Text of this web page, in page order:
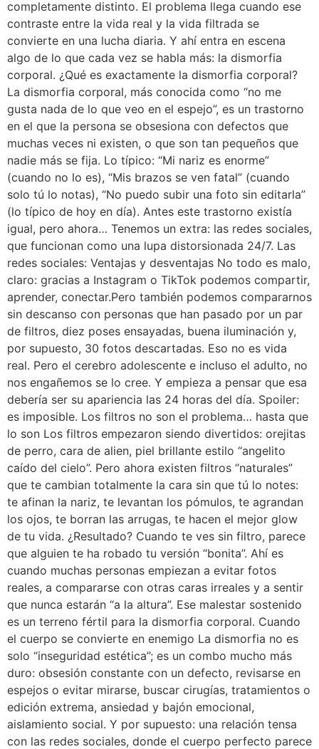
completamente distinto. El problema llega cuando ese
contraste entre la vida real y la vida filtrada se
convierte en una lucha diaria. Y ahí entra en escena
algo de lo que cada vez se habla más: la dismorfia
corporal. ¿Qué es exactamente la dismorfia corporal?
La dismorfia corporal, más conocida como “no me
gusta nada de lo que veo en el espejo”, es un trastorno
en el que la persona se obsesiona con defectos que
muchas veces ni existen, o que son tan pequeños que
nadie más se fija. Lo típico: “Mi nariz es enorme”
(cuando no lo es), “Mis brazos se ven fatal” (cuando
solo tú lo notas), “No puedo subir una foto sin editarla”
(lo típico de hoy en día). Antes este trastorno existía
igual, pero ahora… Tenemos un extra: las redes sociales,
que funcionan como una lupa distorsionada 24/7. Las
redes sociales: Ventajas y desventajas No todo es malo,
claro: gracias a Instagram o TikTok podemos compartir,
aprender, conectar.Pero también podemos compararnos
sin descanso con personas que han pasado por un par
de filtros, diez poses ensayadas, buena iluminación y,
por supuesto, 30 fotos descartadas. Eso no es vida
real. Pero el cerebro adolescente e incluso el adulto, no
nos engañemos se lo cree. Y empieza a pensar que esa
debería ser su apariencia las 24 horas del día. Spoiler:
es imposible. Los filtros no son el problema… hasta que
lo son Los filtros empezaron siendo divertidos: orejitas
de perro, cara de alien, piel brillante estilo “angelito
caído del cielo”. Pero ahora existen filtros “naturales”
que te cambian totalmente la cara sin que tú lo notes:
te afinan la nariz, te levantan los pómulos, te agrandan
los ojos, te borran las arrugas, te hacen el mejor glow
de tu vida. ¿Resultado? Cuando te ves sin filtro, parece
que alguien te ha robado tu versión “bonita”. Ahí es
cuando muchas personas empiezan a evitar fotos
reales, a compararse con otras caras irreales y a sentir
que nunca estarán “a la altura”. Ese malestar sostenido
es un terreno fértil para la dismorfia corporal. Cuando
el cuerpo se convierte en enemigo La dismorfia no es
solo “inseguridad estética”; es un combo mucho más
duro: obsesión constante con un defecto, revisarse en
espejos o evitar mirarse, buscar cirugías, tratamientos o
edición extrema, ansiedad y bajón emocional,
aislamiento social. Y por supuesto: una relación tensa
con las redes sociales, donde el cuerpo perfecto parece